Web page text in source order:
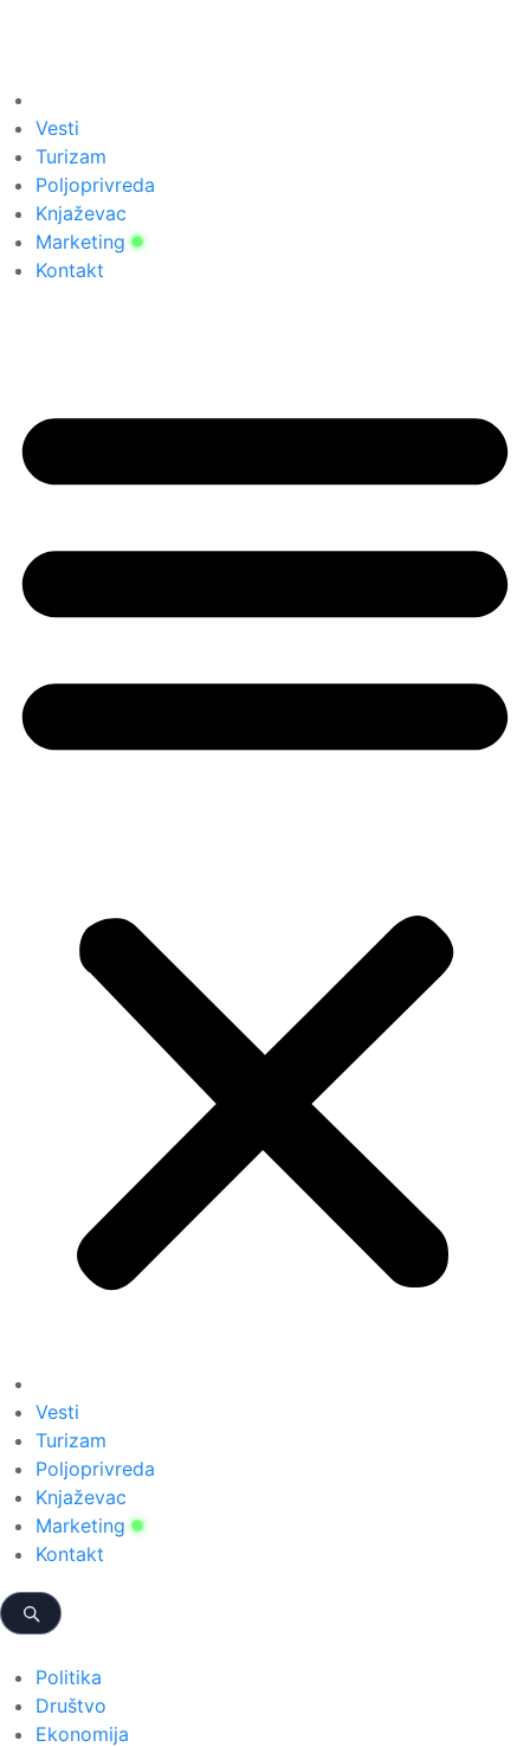
Vesti
Turizam
Poljoprivreda
Knjaževac
Marketing
Kontakt
Vesti
Turizam
Poljoprivreda
Knjaževac
Marketing
Kontakt
Politika
Društvo
Ekonomija